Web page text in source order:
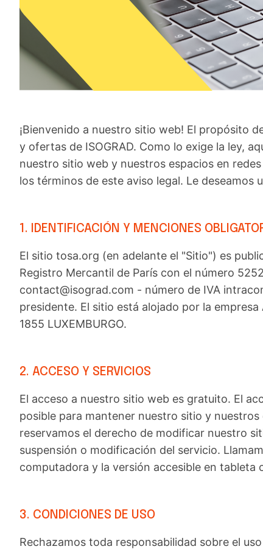
¡Bienvenido a nuestro sitio web! El propósito
y ofertas de ISOGRAD. Como lo exige la ley,
nuestro sitio web y nuestros espacios en
los términos de este aviso legal. Le deseamos
1. IDENTIFICACIÓN Y MENCIONES
El sitio tosa.org (en adelante el "Sitio") es
Registro Mercantil de París con el número
contact@isograd.com - número de IVA
presidente. El sitio está alojado por la empresa
1855 LUXEMBURGO.
2. ACCESO Y SERVICIOS
El acceso a nuestro sitio web es gratuito. El
posible para mantener nuestro sitio y
reservamos el derecho de modificar nuestro
suspensión o modificación del servicio.
computadora y la versión accesible en tableta
3. CONDICIONES DE USO
Rechazamos toda responsabilidad sobre el